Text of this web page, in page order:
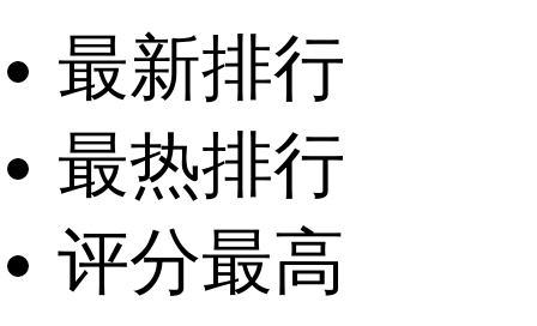
最新排行
最热排行
评分最高